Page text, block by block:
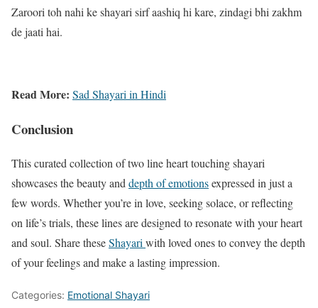
Zaroori toh nahi ke shayari sirf aashiq hi kare, zindagi bhi zakhm
de jaati hai.
Read More: Sad Shayari in Hindi
Conclusion
This curated collection of two line heart touching shayari
showcases the beauty anddepth of emotionsexpressed in just a
few words. Whether you’re in love, seeking solace, or reflecting
on life’s trials, these lines are designed to resonate with your heart
and soul. Share theseShayariwith loved ones to convey the depth
of your feelings and make a lasting impression.
Categories: Emotional Shayari